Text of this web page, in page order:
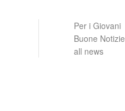
Per i Giovani
Buone Notizie
all news